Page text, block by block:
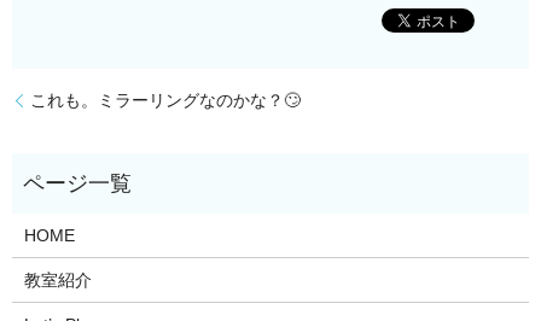
これも。ミラーリングなのかな？🙄
HOME
教室紹介